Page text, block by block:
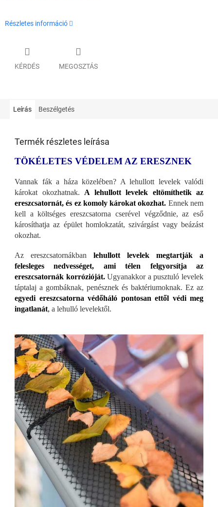
Részletes információ
KÉRDÉS MEGOSZTÁS
Leírás Beszélgetés
Termék részletes leírása
TÖKÉLETES VÉDELEM AZ ERESZNEK
Vannak fák a háza közelében? A lehullott levelek valódi
károkat okozhatnak. A lehullott levelek eltömíthetik az
ereszcsatornát, és ez komoly károkat okozhat. Ennek nem
kell a költséges ereszcsatorna cserével végződnie, az eső
károsíthatja az épület homlokzatát, szivárgást vagy beázást
okozhat.
Az ereszcsatornákban lehullott levelek megtartják a
felesleges nedvességet, ami télen felgyorsítja az
ereszcsatornák korrózióját.Ugyanakkor a pusztuló levelek
táptalaj a gombáknak, penésznek és baktériumoknak. Ez az
egyedi ereszcsatorna védőháló pontosan ettől védi meg
ingatlanát, a lehulló levelektől.